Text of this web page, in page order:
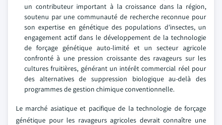
un contributeur important à la croissance dans la région,
soutenu par une communauté de recherche reconnue pour
son expertise en génétique des populations d'insectes, un
engagement actif dans le développement de la technologie
de forçage génétique auto-limité et un secteur agricole
confronté à une pression croissante des ravageurs sur les
cultures fruitières, générant un intérêt commercial réel pour
des alternatives de suppression biologique au-delà des
programmes de gestion chimique conventionnelle.
Le marché asiatique et pacifique de la technologie de forçage
génétique pour les ravageurs agricoles devrait connaître une